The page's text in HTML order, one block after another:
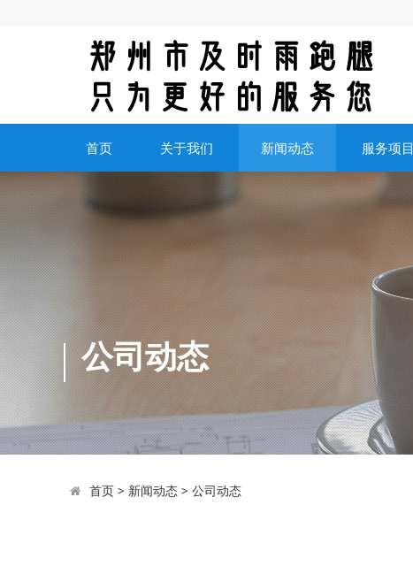
首页 关于我们 新闻动态 服务项目
公司动态
首页> 新闻动态> 公司动态